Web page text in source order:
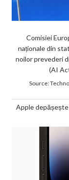
Comisiei
naționale din
noilor prevederi
(AI
Source:
Apple depășește